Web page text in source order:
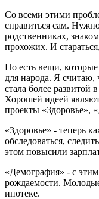
Со всеми этими
справиться сам.
родственниках,
прохожих. И
Но есть вещи,
для народа. Я считаю,
стала более развитой
Хорошей идеей
проекты «Здоровье»,
«Здоровье» - теперь
обследоваться,
этом повысили
«Демография» - с
рождаемости.
ипотеке.